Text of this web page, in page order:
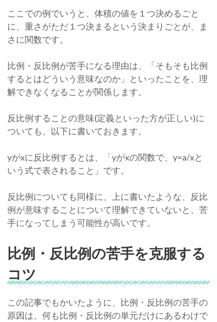
ここでの例でいうと、体積の値を１つ決めるごと
に、重さがただ１つ決まるという決まりごとが、ま
さに関数です。
比例・反比例が苦手になる理由は、「そもそも比例
するとはどういう意味なのか」といったことを、理
解できなくなることが関係します。
反比例することの意味(定義といった方が正しい)に
ついても、以下に書いておきます。
yがxに反比例するとは、「yがxの関数で、y=a/xと
いう式で表されること」です。
反比例についても同様に、上に書いたような、反比
例が意味することについて理解できていないと、苦
手になってしまう可能性が高いです。
比例・反比例の苦手を克服する
コツ
この記事でもかいたように、比例・反比例の苦手の
原因は、何も比例・反比例の単元だけにあるわけで